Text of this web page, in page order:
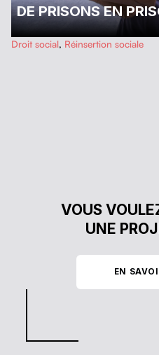
DE PRISONS EN
…
Droit social, Réinsertion sociale
VOUS
UNE
EN